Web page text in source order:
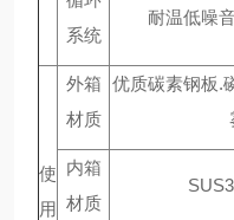
系统
耐温低噪
使
用
外箱
材质
优质碳素钢板.
内箱
材质